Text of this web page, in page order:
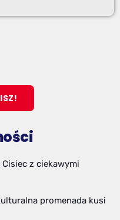
z ciekawymi
promenada kusi